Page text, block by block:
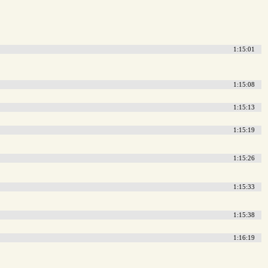
1:15:01
1:15:08
1:15:13
1:15:19
1:15:26
1:15:33
1:15:38
1:16:19